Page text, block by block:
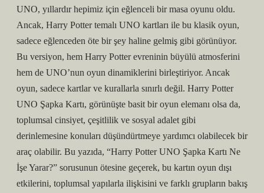
UNO, yıllardır hepimiz için eğlenceli bir masa oyunu oldu.
Ancak, Harry Potter temalı UNO kartları ile bu klasik oyun,
sadece eğlenceden öte bir şey haline gelmiş gibi görünüyor.
Bu versiyon, hem Harry Potter evreninin büyülü atmosferini
hem de UNO’nun oyun dinamiklerini birleştiriyor. Ancak
oyun, sadece kartlar ve kurallarla sınırlı değil. Harry Potter
UNO Şapka Kartı, görünüşte basit bir oyun elemanı olsa da,
toplumsal cinsiyet, çeşitlilik ve sosyal adalet gibi
derinlemesine konuları düşündürtmeye yardımcı olabilecek bir
araç olabilir. Bu yazıda, “Harry Potter UNO Şapka Kartı Ne
İşe Yarar?” sorusunun ötesine geçerek, bu kartın oyun dışı
etkilerini, toplumsal yapılarla ilişkisini ve farklı grupların bakış